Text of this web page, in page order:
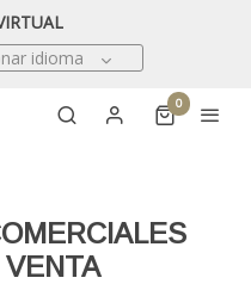
idioma
0